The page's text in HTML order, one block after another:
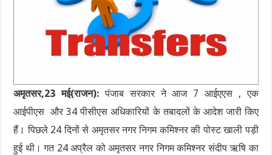
अमृतसर,23 मई(राजन): पंजाब सरकार ने आज 7 आईएएस , एक
आईपीएस और 34 पीसीएस अधिकारियों के तबादलों के आदेश जारी किए
हैं। पिछले 24 दिनों से अमृतसर नगर निगम कमिश्नर की पोस्ट खाली पड़ी
हुई थी। गत 24 अप्रैल को अमृतसर नगर निगम कमिश्नर संदीप ऋषि का